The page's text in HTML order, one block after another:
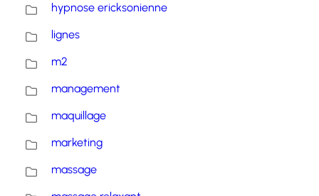
hypnose ericksonienne
lignes
m2
management
maquillage
marketing
massage